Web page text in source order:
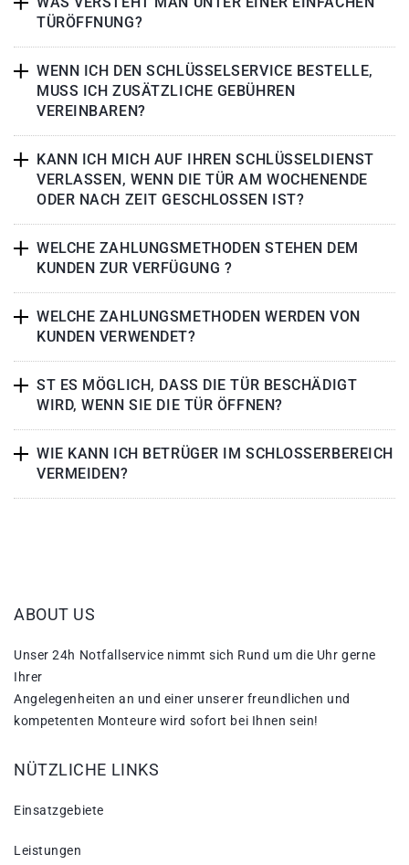
TÜRÖFFNUNG?
WENN ICH DEN SCHLÜSSELSERVICE BESTELLE,
MUSS ICH ZUSÄTZLICHE GEBÜHREN
VEREINBAREN?
KANN ICH MICH AUF IHREN SCHLÜSSELDIENST
VERLASSEN, WENN DIE TÜR AM WOCHENENDE
ODER NACH ZEIT GESCHLOSSEN IST?
WELCHE ZAHLUNGSMETHODEN STEHEN DEM
KUNDEN ZUR VERFÜGUNG ?
WELCHE ZAHLUNGSMETHODEN WERDEN VON
KUNDEN VERWENDET?
ST ES MÖGLICH, DASS DIE TÜR BESCHÄDIGT
WIRD, WENN SIE DIE TÜR ÖFFNEN?
WIE KANN ICH BETRÜGER IM SCHLOSSERBEREICH
VERMEIDEN?
ABOUT US
Unser 24h Notfallservice nimmt sich Rund um die Uhr gerne
Ihrer
Angelegenheiten an und einer unserer freundlichen und
kompetenten Monteure wird sofort bei Ihnen sein!
NÜTZLICHE LINKS
Einsatzgebiete
Leistungen